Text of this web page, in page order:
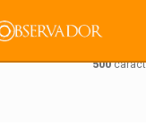
500